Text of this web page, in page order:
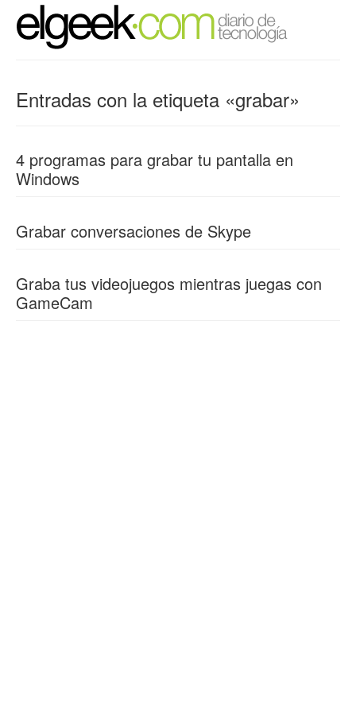
Entradas con la etiqueta «grabar»
4 programas para grabar tu pantalla en
Windows
Grabar conversaciones de Skype
Graba tus videojuegos mientras juegas con
GameCam